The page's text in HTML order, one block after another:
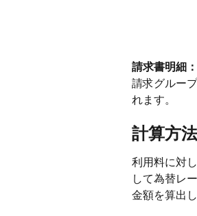
請求書明細：
請求グルー
れます。
計算方法
利用料に対
して為替レ
金額を算出